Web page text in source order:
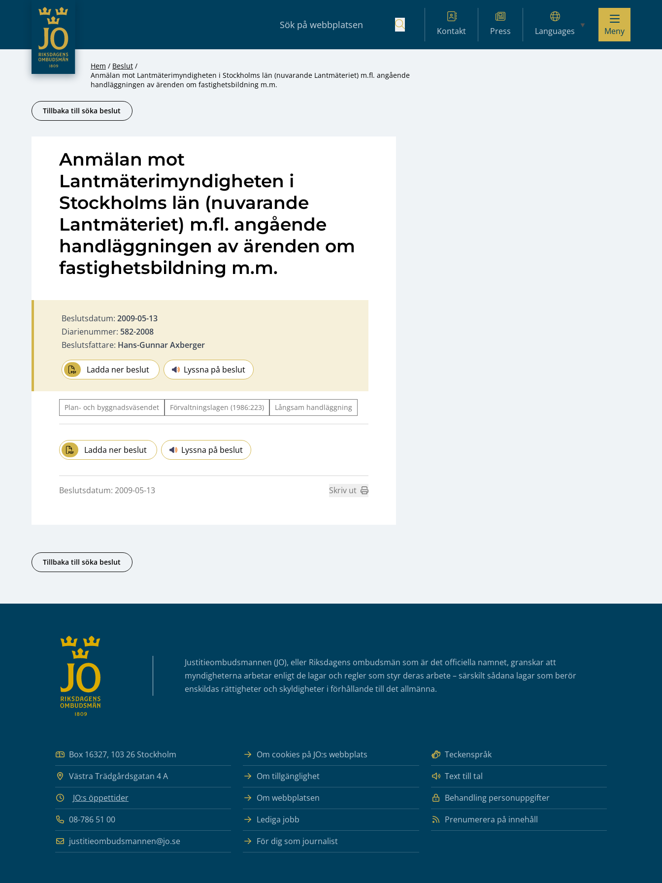
Hoppa till innehåll
JO – Riksdagens Ombudsmän
Kontakt Press Languages Meny
Hem
Beslut
Anmälan mot Lantmäterimyndigheten i Stockholms län (nuvarande Lantmäteriet) m.fl. angående
handläggningen av ärenden om fastighetsbildning m.m.
Tillbaka till söka beslut
Anmälan mot
Lantmäterimyndigheten i
Stockholms län (nuvarande
Lantmäteriet) m.fl. angående
handläggningen av ärenden om
fastighetsbildning m.m.
Beslutsdatum: 2009-05-13
Diarienummer: 582-2008
Beslutsfattare: Hans-Gunnar Axberger
Ladda ner beslut Lyssna på beslut
Plan- och byggnadsväsendet Förvaltningslagen (1986:223) Långsam handläggning
Ladda ner beslut Lyssna på beslut
Beslutsdatum: 2009-05-13 Skriv ut
Tillbaka till söka beslut
Justitieombudsmannen (JO), eller Riksdagens ombudsmän som är det officiella namnet, granskar att
myndigheterna arbetar enligt de lagar och regler som styr deras arbete – särskilt sådana lagar som berör
enskildas rättigheter och skyldigheter i förhållande till det allmänna.
Box 16327, 103 26 Stockholm
Västra Trädgårdsgatan 4 A
JO:s öppettider
08-786 51 00
justitieombudsmannen@jo.se
Om cookies på JO:s webbplats
Teckenspråk
Om tillgänglighet
Text till tal
Om webbplatsen
Behandling personuppgifter
Lediga jobb
Prenumerera på innehåll
För dig som journalist